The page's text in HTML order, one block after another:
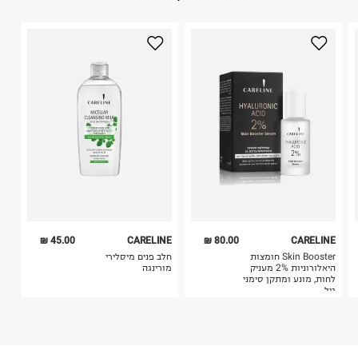
3. מוצרי טיפוח ניתן להחזיר סגורים באריזתם המקורית
טרמינל איקס אונליין בע"מ
קריית שדה התעופה
45.00 ₪
CARELINE
חלב פנים מיסלירי
מורינגה
80.00 ₪
CARELINE
Skin Booster חומצות
היאלורוניות 2% מעניק
לחות, מונע ומתקן סימני
גיל